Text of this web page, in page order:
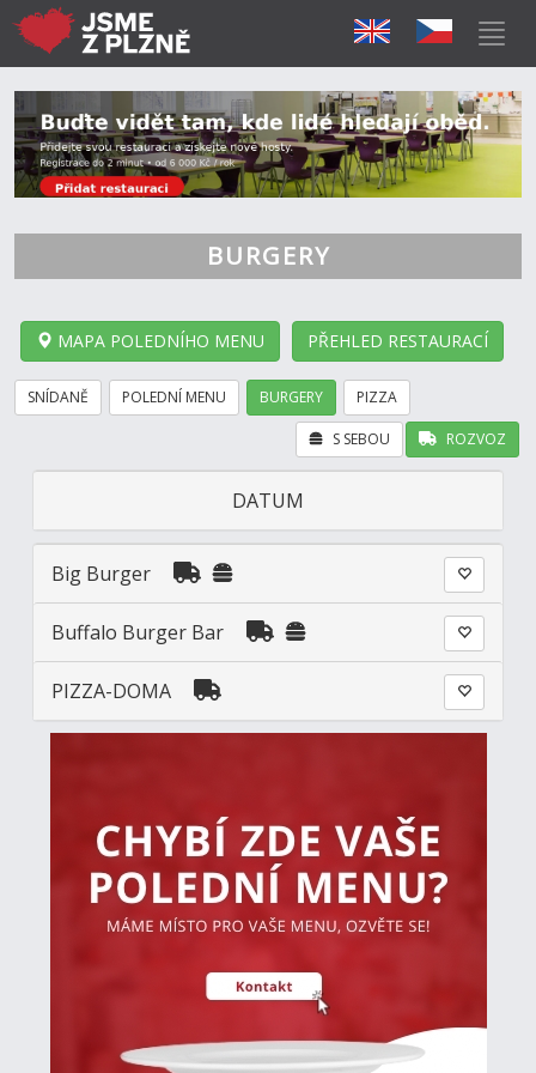
BURGERY
MAPA POLEDNÍHO MENU PŘEHLED RESTAURACÍ
SNÍDANĚ POLEDNÍ MENU BURGERY PIZZA
ROZVOZ
S SEBOU
DATUM
Big Burger
Buffalo Burger Bar
PIZZA-DOMA